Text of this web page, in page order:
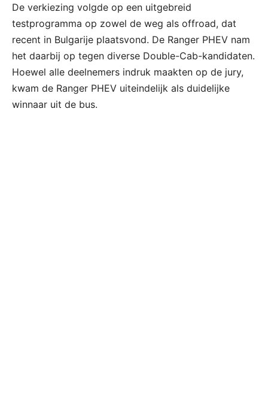
De verkiezing volgde op een uitgebreid
testprogramma op zowel de weg als offroad, dat
recent in Bulgarije plaatsvond. De Ranger PHEV nam
het daarbij op tegen diverse Double-Cab-kandidaten.
Hoewel alle deelnemers indruk maakten op de jury,
kwam de Ranger PHEV uiteindelijk als duidelijke
winnaar uit de bus.